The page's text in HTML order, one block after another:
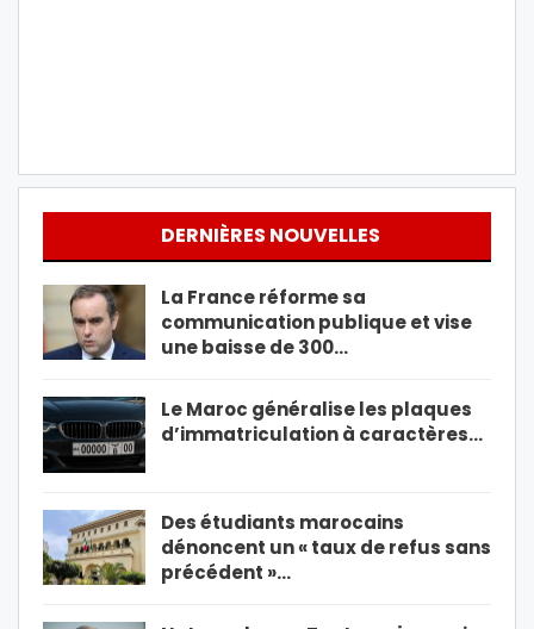
DERNIÈRES NOUVELLES
La France réforme sa
communication publique et vise
une baisse de 300…
Le Maroc généralise les plaques
d’immatriculation à caractères…
Des étudiants marocains
dénoncent un « taux de refus sans
précédent »…